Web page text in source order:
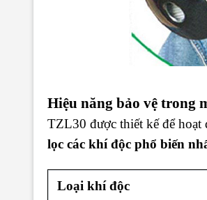
Hiệu năng bảo vệ trong
TZL30 được thiết kế để hoạt
lọc các khí độc phổ biến
Loại khí độc